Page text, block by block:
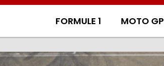
FORMULE 1 MOTO GP